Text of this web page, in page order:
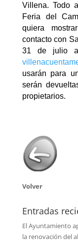
Villena. Todo
Feria del
quiera
contacto con
31 de julio a
usarán para
serán
propietarios.
Volver
Entradas
El Ayuntamiento
la renovación del